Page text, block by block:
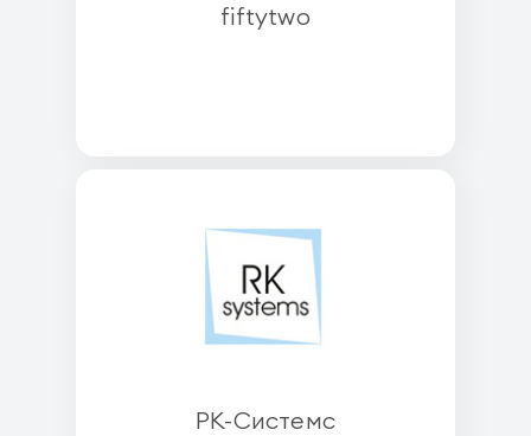
fiftytwo
РК-Системс